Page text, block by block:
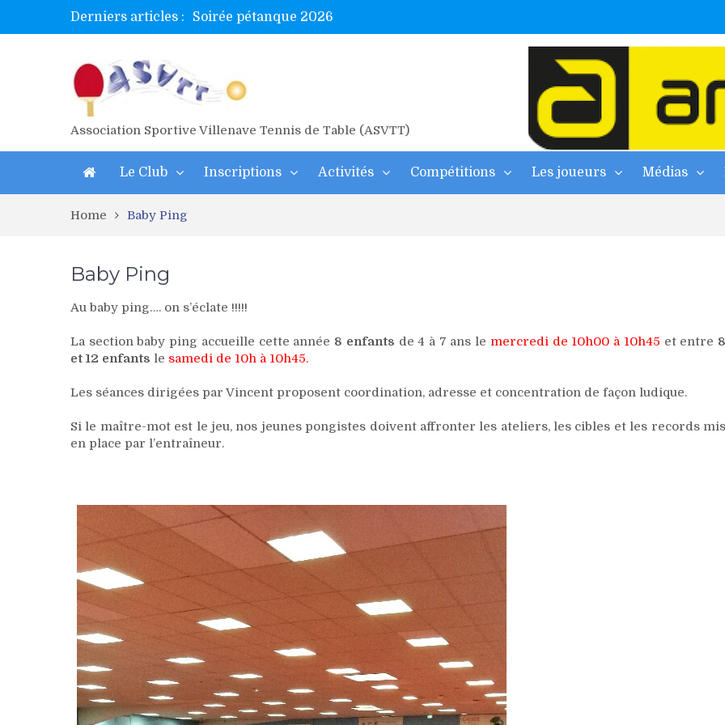
Derniers articles :
Soirée pétanque 2026
Tetelle et Wawa en bretagne
Les 4 mousquetaires au 24h d’albi
Association Sportive Villenave Tennis de Table (ASVTT)
Le Club Inscriptions Activités Compétitions Les joueurs Médias
Home Baby Ping
Baby Ping
Au baby ping…. on s’éclate !!!!!
La section baby ping accueille cette année 8 enfants de 4 à 7 ans le mercredi de 10h00 à 10h45 et entre 8
et 12 enfants le samedi de 10h à 10h45.
Les séances dirigées par Vincent proposent coordination, adresse et concentration de façon ludique.
Si le maître-mot est le jeu, nos jeunes pongistes doivent affronter les ateliers, les cibles et les records mis
en place par l’entraîneur.